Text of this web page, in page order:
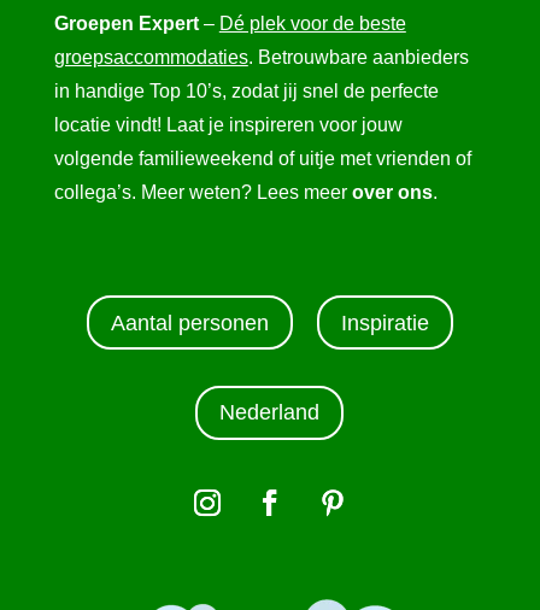
Groepen Expert– Dé plek voor de beste
groepsaccommodaties. Betrouwbare aanbieders
in handige Top 10’s, zodat jij snel de perfecte
locatie vindt! Laat je inspireren voor jouw
volgende familieweekend of uitje met vrienden of
collega’s. Meer weten? Lees meer over ons.
Aantal personen Inspiratie
Nederland